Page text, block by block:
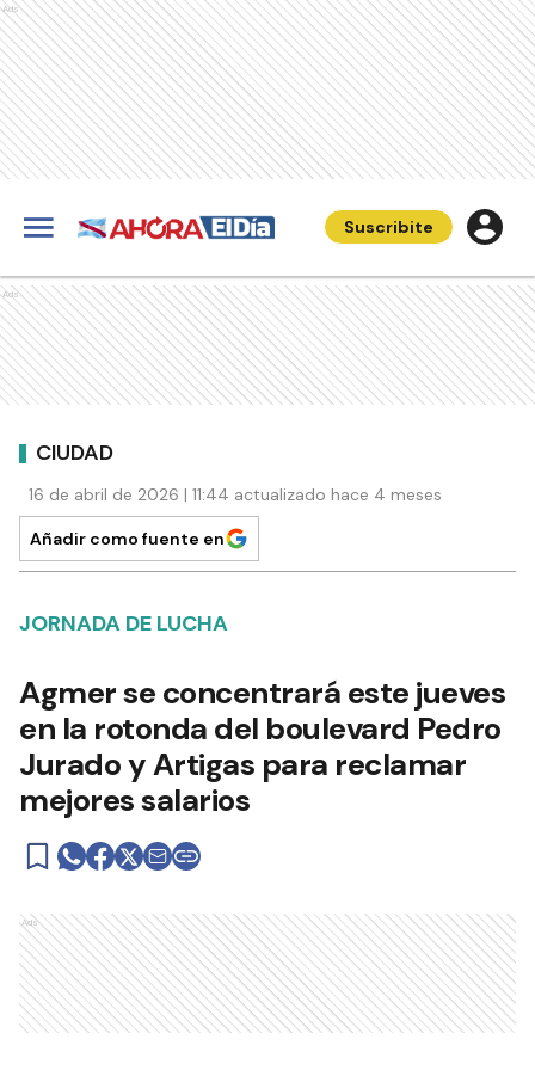
Ads
Suscribite
Ads
CIUDAD
16 de abril de 2026 | 11:44 actualizado hace 4 meses
Añadir como fuente en
JORNADA DE LUCHA
Agmer se concentrará este jueves
en la rotonda del boulevard Pedro
Jurado y Artigas para reclamar
mejores salarios
Ads